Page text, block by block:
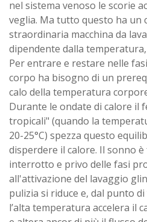
nel sistema venoso le scorie
veglia. Ma tutto questo ha un
straordinaria macchina da
dipendente dalla
Per entrare e restare nelle
corpo ha bisogno di un
calo della temperatura
Durante le ondate di calore il
tropicali" (quando la
20-25°C) spezza questo
disperdere il calore. Il sonno
interrotto e privo delle fasi
all'attivazione del lavaggio
pulizia si riduce e, dal punto
l’alta temperatura accelera il